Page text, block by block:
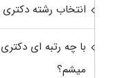
انتخاب رشته دکتری
با چه رتبه ای
میشم؟